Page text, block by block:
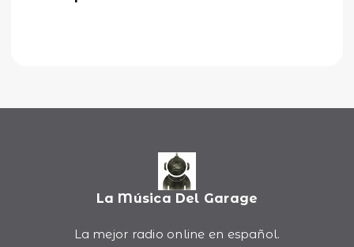
La Música Del Garage
La mejor radio online en español.